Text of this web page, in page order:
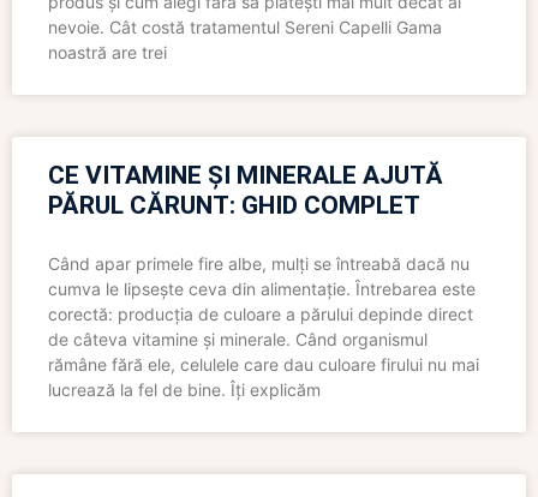
nevoie. Cât costă tratamentul Sereni Capelli Gama
noastră are trei
CE VITAMINE ȘI MINERALE AJUTĂ
PĂRUL CĂRUNT: GHID COMPLET
Când apar primele fire albe, mulți se întreabă dacă nu
cumva le lipsește ceva din alimentație. Întrebarea este
corectă: producția de culoare a părului depinde direct
de câteva vitamine și minerale. Când organismul
rămâne fără ele, celulele care dau culoare firului nu mai
lucrează la fel de bine. Îți explicăm